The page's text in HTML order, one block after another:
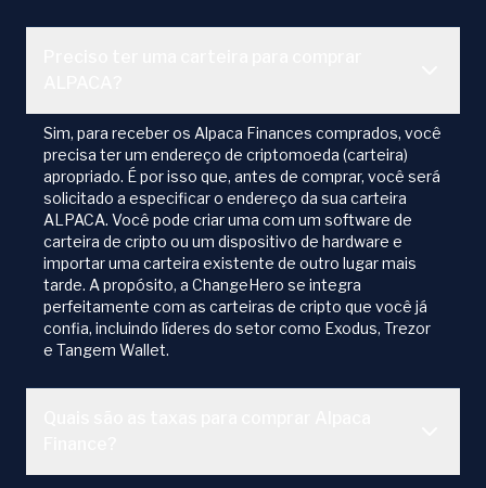
Sim, para receber os Alpaca Finances comprados, você
precisa ter um endereço de criptomoeda (carteira)
apropriado. É por isso que, antes de comprar, você será
solicitado a especificar o endereço da sua carteira
ALPACA. Você pode criar uma com um software de
carteira de cripto ou um dispositivo de hardware e
importar uma carteira existente de outro lugar mais
tarde. A propósito, a ChangeHero se integra
perfeitamente com as carteiras de cripto que você já
confia, incluindo líderes do setor como Exodus, Trezor
e Tangem Wallet.